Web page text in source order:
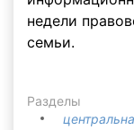
недели
семьи.
Разделы